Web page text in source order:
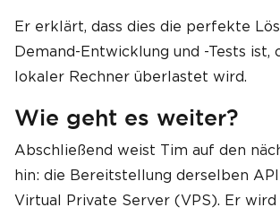
Er erklärt, dass dies die perfekte
Demand-Entwicklung und -Tests ist,
lokaler Rechner überlastet wird.
Wie geht es weiter?
Abschließend weist Tim auf den
hin: die Bereitstellung derselben
Virtual Private Server (VPS). Er wird